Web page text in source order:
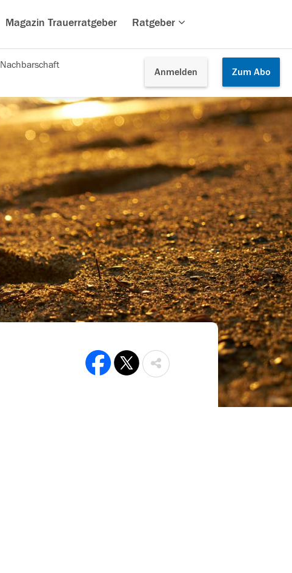
Magazin Trauerratgeber Ratgeber
Anmelden Zum Abo
Nachbarschaft